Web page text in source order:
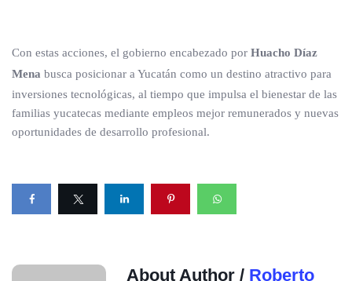
Con estas acciones, el gobierno encabezado por Huacho Díaz
Mena busca posicionar a Yucatán como un destino atractivo para
inversiones tecnológicas, al tiempo que impulsa el bienestar de las
familias yucatecas mediante empleos mejor remunerados y nuevas
oportunidades de desarrollo profesional.
About Author / Roberto